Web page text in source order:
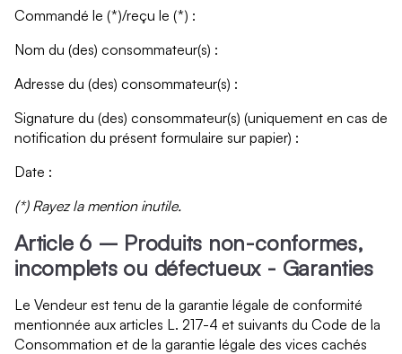
Commandé le (*)/reçu le (*) :
Nom du (des) consommateur(s) :
Adresse du (des) consommateur(s) :
Signature du (des) consommateur(s) (uniquement en cas de
notification du présent formulaire sur papier) :
Date :
(*) Rayez la mention inutile.
Article 6 – Produits non-conformes,
incomplets ou défectueux - Garanties
Le Vendeur est tenu de la garantie légale de conformité
mentionnée aux articles L. 217-4 et suivants du Code de la
Consommation et de la garantie légale des vices cachés